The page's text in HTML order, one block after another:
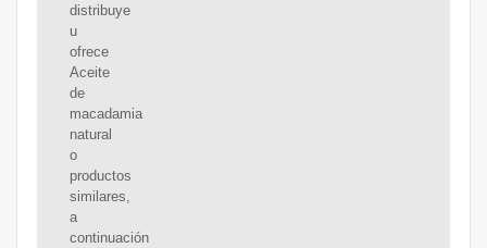
distribuye
u
ofrece
Aceite
de
macadamia
natural
o
productos
similares,
a
continuación